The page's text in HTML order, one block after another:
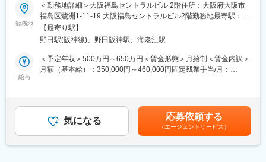
◇成長を続ける企業
当社グループ売上高は約470億円、従業員数は約1,450名規模へ成
長しています。近年も国内外で積極的な設備投資を続けており、
2025年には最大規模となる神戸工場フロンティアが稼働開始。成
成長・キャリアアップを目指せる環境があります。
◇グローバルに広がる事業フィールド
トナムでは3工場、中国では2工場を運営しており、海外研究所も
設置。国内外の生産・開発ネットワークを活かし、多様なニーズ
に対応できる体制を構築しています。
また、国際化粧品展示会への出展など海外市場への取り組みも積
極的に行っており、今後もさらなる成長が期待されます。国内に
■業務内容：
医療機器の輸入・輸出製造・卸販売を行っております当社にて医
療測定器の管理、修理業務をお任せします。部門責任者として
FBS（Fluke Biomedical Support center）事業部のマネジメント業
務も将来的には行っていただきたいです。
＜具体的には…＞
ースで進められます。また製造元からの書類は英語です。知らな
い単語は辞書で調べながら業務を進めていただきます。)
・マネジメント業務（現在６名のメンバーがいますが、進捗管理
勤務地
＜勤務地詳細＞大阪福島セントラルビル 2階住所：大阪府大阪市
福島区鷺洲1-11-19 大阪福島セントラルビル2階勤務地最寄駅：大
阪メトロ線／野田阪神駅受動喫煙対策：屋内全面禁煙
【最寄り駅】
野田駅(阪神線)、野田阪神駅、海老江駅
給与
＜予定年収＞500万円～650万円＜賃金形態＞月給制＜賃金内訳＞
月額（基本給）：350,000円～460,000円固定残業手当/月：
年収はあくまでも目安の金額であり、選考を通じて変動します。
前職の年収とご本人のスキルを考慮します。■定期昇給：年1回■
賞与：年2回賃金はあくまでも目安の金額であり、選考を通じて上
下する可能性があります。月給(月額)は固定手当を含めた表記で
気になる 応募依頼する
（エージェントサービス）